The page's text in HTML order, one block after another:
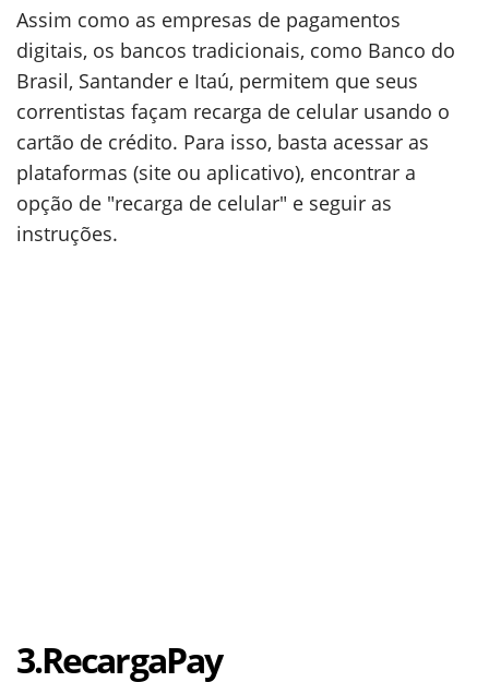
Assim como as empresas de pagamentos
digitais, os bancos tradicionais, como Banco do
Brasil, Santander e Itaú, permitem que seus
correntistas façam recarga de celular usando o
cartão de crédito. Para isso, basta acessar as
plataformas (site ou aplicativo), encontrar a
opção de "recarga de celular" e seguir as
instruções.
3.RecargaPay